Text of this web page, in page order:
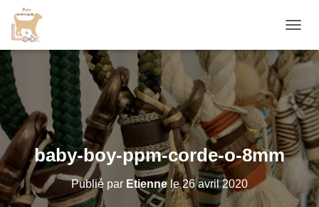
É
P
E
R
L
A
N
I
baby-boy-ppm-corde-o-8mm
Publié par Etiennele26 avril 2020